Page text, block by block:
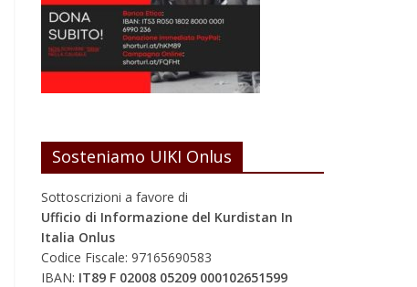
Sosteniamo UIKI Onlus
Sottoscrizioni a favore di
Ufficio di Informazione del Kurdistan In
Italia Onlus
Codice Fiscale: 97165690583
IBAN: IT89 F 02008 05209 000102651599